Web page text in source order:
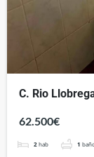
C. Rio
62.500€
2 hab 1